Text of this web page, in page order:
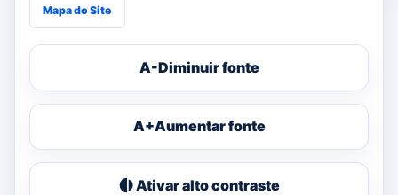
Mapa do Site
A-Diminuir fonte
A+Aumentar fonte
Ativar alto contraste